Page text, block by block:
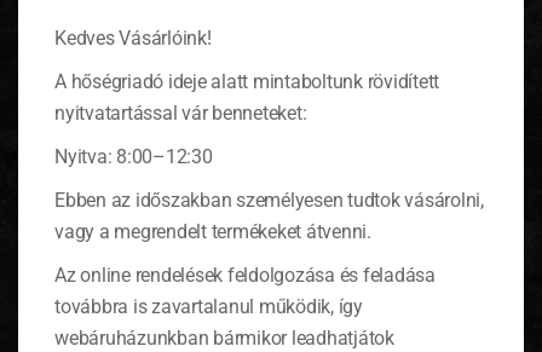
Lementünk spárgába a Csajokkal
Szakács vendégként egy sajtos-spárgás
pite receptet vittem a Csajoknak, viszont a
spárgaszezonra való tekintettel több tippet
is adtam a fogyókúrázóknak is a növény
elkészítéséhez.(tovább…)
Kedves Vásárlóink!
A hőségriadó ideje alatt mintaboltunk rövidített
nyitvatartással vár benneteket:
Nyitva: 8:00–12:30
Ebben az időszakban személyesen tudtok vásárolni,
vagy a megrendelt termékeket átvenni.
Az online rendelések feldolgozása és feladása
továbbra is zavartalanul működik, így
webáruházunkban bármikor leadhatjátok